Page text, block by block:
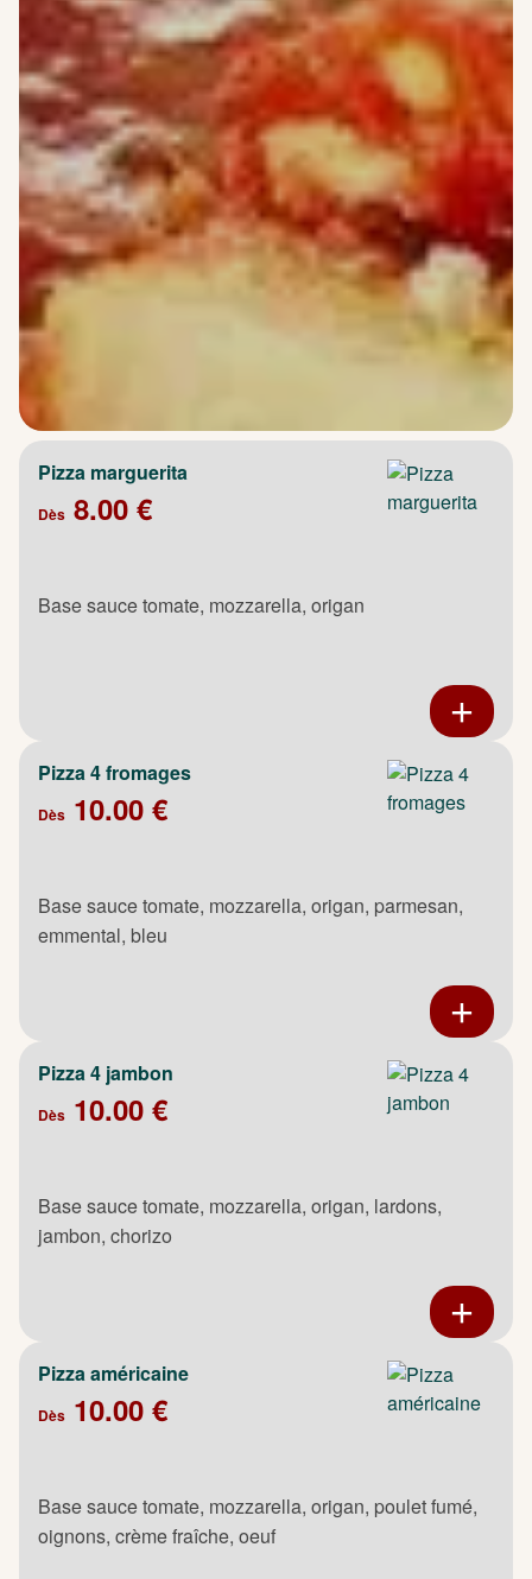
Pizza marguerita
Dès 8.00 €
Base sauce tomate, mozzarella, origan
Pizza 4 fromages
Dès 10.00 €
Base sauce tomate, mozzarella, origan, parmesan,
emmental, bleu
Pizza 4 jambon
Dès 10.00 €
Base sauce tomate, mozzarella, origan, lardons,
jambon, chorizo
Pizza américaine
Dès 10.00 €
Base sauce tomate, mozzarella, origan, poulet fumé,
oignons, crème fraîche, oeuf